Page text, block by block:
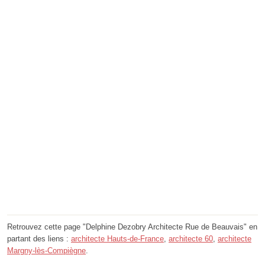
Retrouvez cette page "Delphine Dezobry Architecte Rue de Beauvais" en
partant des liens : architecte Hauts-de-France, architecte 60, architecte
Margny-lès-Compiègne.